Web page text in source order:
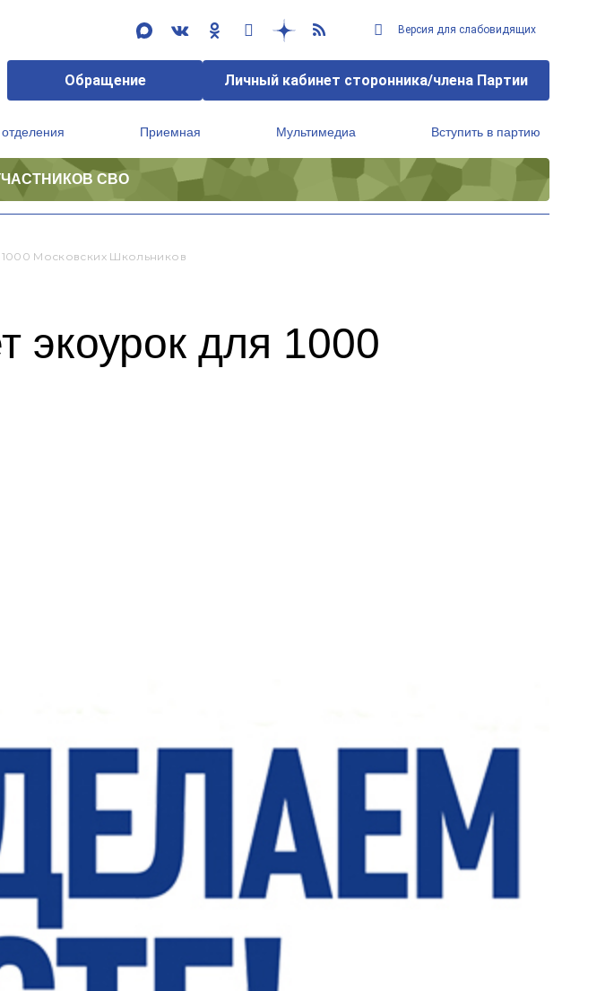
Версия для слабовидящих
Обращение Личный кабинет сторонника/члена Партии
Приемная Мультимедиа Вступить в партию
СВО
Московских Школьников
экоурок для 1000